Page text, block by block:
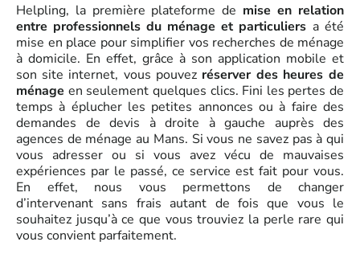
Helpling, la première plateforme de mise en relation
entre professionnels du ménage et particuliers a été
mise en place pour simplifier vos recherches de ménage
à domicile. En effet, grâce à son application mobile et
son site internet, vous pouvez réserver des heures de
ménage en seulement quelques clics. Fini les pertes de
temps à éplucher les petites annonces ou à faire des
demandes de devis à droite à gauche auprès des
agences de ménage au Mans. Si vous ne savez pas à qui
vous adresser ou si vous avez vécu de mauvaises
expériences par le passé, ce service est fait pour vous.
En effet, nous vous permettons de changer
d’intervenant sans frais autant de fois que vous le
souhaitez jusqu’à ce que vous trouviez la perle rare qui
vous convient parfaitement.